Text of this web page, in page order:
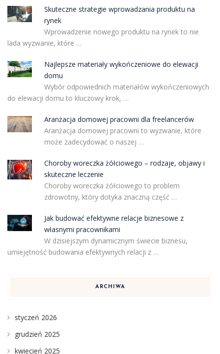
Skuteczne strategie wprowadzania produktu na
rynek
Wprowadzenie nowego produktu na rynek to nie
lada wyzwanie, które …
Najlepsze materiały wykończeniowe do elewacji
domu
Wybór odpowiednich materiałów wykończeniowych
do elewacji domu to kluczowy krok, …
Aranżacja domowej pracowni dla freelancerów
Aranżacja domowej pracowni to wyzwanie, które
może zadecydować o naszej …
Choroby woreczka żółciowego – rodzaje, objawy i
skuteczne leczenie
Choroby woreczka żółciowego to problem
zdrowotny, który dotyka znaczną część …
Jak budować efektywne relacje biznesowe z
własnymi pracownikami
W dzisiejszym dynamicznym świecie biznesu,
umiejętność budowania efektywnych relacji z …
ARCHIWA
styczeń 2026
grudzień 2025
kwiecień 2025